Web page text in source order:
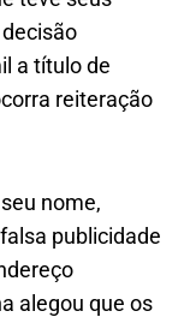
a título de
reiteração
nome,
publicidade
alegou que os